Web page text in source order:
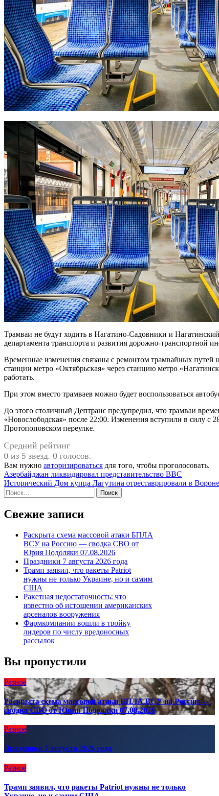
Трамваи не будут ходить в Нагатино-Садовники и
департамента транспорта и развития дорожно-транспортной
Временные изменения связаны с ремонтом трамвайных путей
станции метро «Октябрьская» через станцию метро
работать.
При этом вместо трамваев можно будет воспользоваться
До этого столичный Дептранс предупредил, что трамваи
«Новослободская» после 22:00. Изменения вступили в силу с
Протопоповском переулке.
Средний рейтинг
0 из 5 звезд. 0 голосов.
Вам нужно авторизироваться для того, чтобы проголосовать.
Навигация
по
записям
Азербайджан ликвидировал представительство BBC
Исторический Дом купца Лагутина отреставрировали в
Найти:
Свежие записи
Раскрыта схема массовой атаки БПЛА
ВСУ на Россию — сводка СВО от
Юрия Подоляки 07.08.2026
Праздники 7 августа 2026 года
Трамп заявил, что ракеты Patriot
нужны не только Украине, но и самим
США
Ракетная недостаточность: что
известно об истощении американских
арсеналов вооружения
Фармкомпании вошли в тройку
лидеров по числу вредоносных
рассылок
Вы пропустили
Разное
Раскрыта схема массовой атаки БПЛА ВСУ на Россию —
сводка СВО от Юрия Подоляки 07.08.2026
Разное
Праздники 7 августа 2026 года
Разное
Трамп заявил, что ракеты Patriot нужны не только